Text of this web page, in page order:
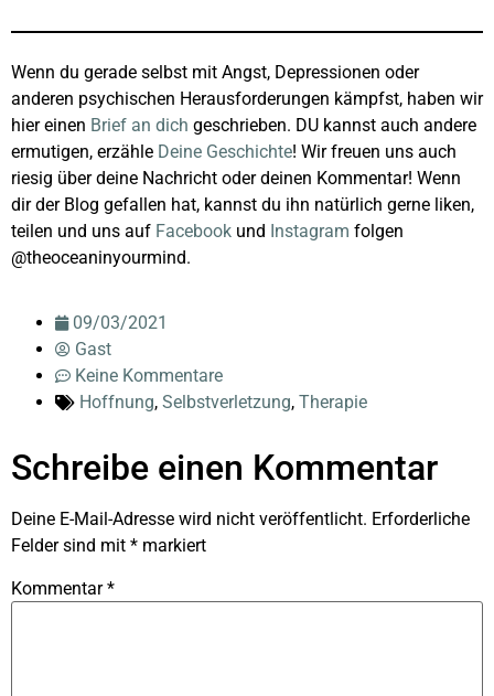
Wenn du gerade selbst mit Angst, Depressionen oder
anderen psychischen Herausforderungen kämpfst, haben wir
hier einen Brief an dich geschrieben. DU kannst auch andere
ermutigen, erzähle Deine Geschichte! Wir freuen uns auch
riesig über deine Nachricht oder deinen Kommentar! Wenn
dir der Blog gefallen hat, kannst du ihn natürlich gerne liken,
teilen und uns auf Facebook und Instagram folgen
@theoceaninyourmind.
09/03/2021
Gast
Keine Kommentare
Hoffnung, Selbstverletzung, Therapie
Schreibe einen Kommentar
Deine E-Mail-Adresse wird nicht veröffentlicht. Erforderliche
Felder sind mit * markiert
Kommentar*